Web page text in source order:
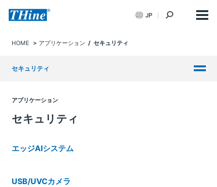
JP
HOME アプリケーション / セキュリティ
セキュリティ
アプリケーション
セキュリティ
エッジAIシステム
USB/UVCカメラ